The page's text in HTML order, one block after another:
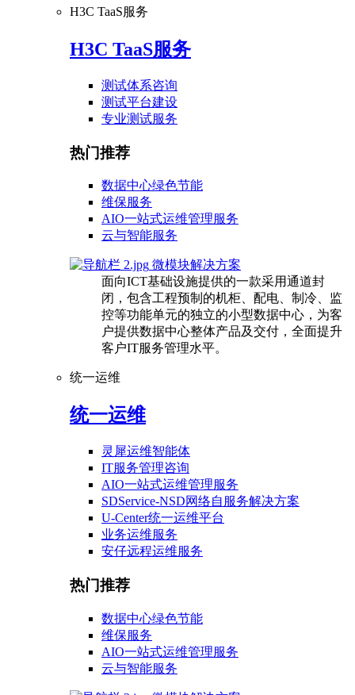
H3C TaaS服务
H3C TaaS服务
测试体系咨询
测试平台建设
专业测试服务
热门推荐
数据中心绿色节能
维保服务
AIO一站式运维管理服务
云与智能服务
微模块解决方案
面向ICT基础设施提供的一款采用通道封
闭，包含工程预制的机柜、配电、制冷、监
控等功能单元的独立的小型数据中心，为客
户提供数据中心整体产品及交付，全面提升
客户IT服务管理水平。
统一运维
统一运维
灵犀运维智能体
IT服务管理咨询
AIO一站式运维管理服务
SDService-NSD网络自服务解决方案
U-Center统一运维平台
业务运维服务
安仔远程运维服务
热门推荐
数据中心绿色节能
维保服务
AIO一站式运维管理服务
云与智能服务